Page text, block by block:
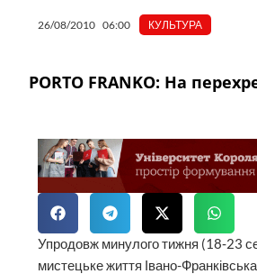
26/08/2010 06:00 КУЛЬТУРА
PORTO FRANKO: На
Упродовж минулого тижня (18‑23
мистецьке життя Івано-